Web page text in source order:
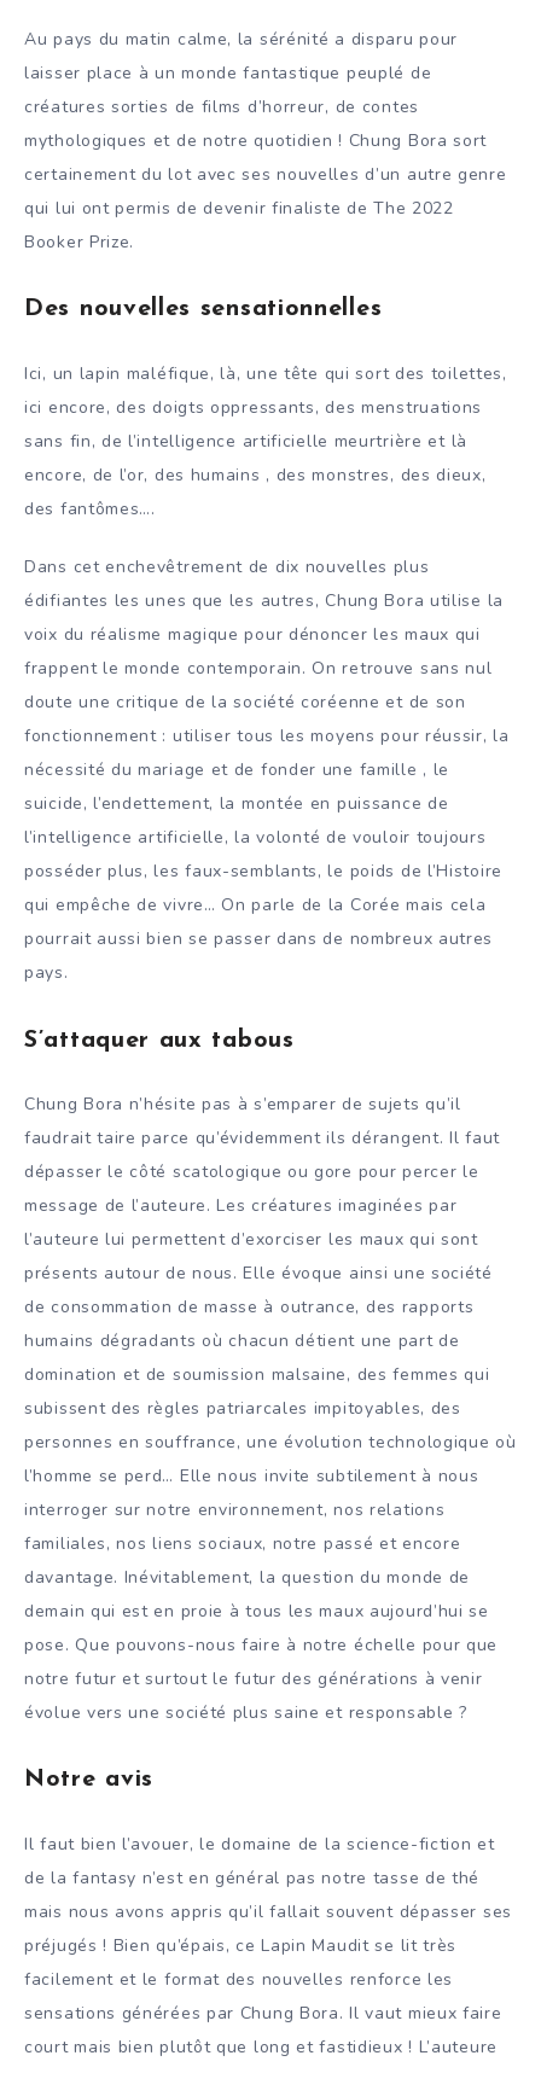
Au pays du matin calme, la sérénité a disparu pour
laisser place à un monde fantastique peuplé de
créatures sorties de films d’horreur, de contes
mythologiques et de notre quotidien ! Chung Bora sort
certainement du lot avec ses nouvelles d’un autre genre
qui lui ont permis de devenir finaliste de The 2022
Booker Prize.
Des nouvelles sensationnelles
Ici, un lapin maléfique, là, une tête qui sort des toilettes,
ici encore, des doigts oppressants, des menstruations
sans fin, de l’intelligence artificielle meurtrière et là
encore, de l’or, des humains , des monstres, des dieux,
des fantômes….
Dans cet enchevêtrement de dix nouvelles plus
édifiantes les unes que les autres, Chung Bora utilise la
voix du réalisme magique pour dénoncer les maux qui
frappent le monde contemporain. On retrouve sans nul
doute une critique de la société coréenne et de son
fonctionnement : utiliser tous les moyens pour réussir, la
nécessité du mariage et de fonder une famille , le
suicide, l’endettement, la montée en puissance de
l’intelligence artificielle, la volonté de vouloir toujours
posséder plus, les faux-semblants, le poids de l’Histoire
qui empêche de vivre… On parle de la Corée mais cela
pourrait aussi bien se passer dans de nombreux autres
pays.
S’attaquer aux tabous
Chung Bora n’hésite pas à s’emparer de sujets qu’il
faudrait taire parce qu’évidemment ils dérangent. Il faut
dépasser le côté scatologique ou gore pour percer le
message de l’auteure. Les créatures imaginées par
l’auteure lui permettent d’exorciser les maux qui sont
présents autour de nous. Elle évoque ainsi une société
de consommation de masse à outrance, des rapports
humains dégradants où chacun détient une part de
domination et de soumission malsaine, des femmes qui
subissent des règles patriarcales impitoyables, des
personnes en souffrance, une évolution technologique où
l’homme se perd… Elle nous invite subtilement à nous
interroger sur notre environnement, nos relations
familiales, nos liens sociaux, notre passé et encore
davantage. Inévitablement, la question du monde de
demain qui est en proie à tous les maux aujourd’hui se
pose. Que pouvons-nous faire à notre échelle pour que
notre futur et surtout le futur des générations à venir
évolue vers une société plus saine et responsable ?
Notre avis
Il faut bien l’avouer, le domaine de la science-fiction et
de la fantasy n’est en général pas notre tasse de thé
mais nous avons appris qu’il fallait souvent dépasser ses
préjugés ! Bien qu’épais, ce Lapin Maudit se lit très
facilement et le format des nouvelles renforce les
sensations générées par Chung Bora. Il vaut mieux faire
court mais bien plutôt que long et fastidieux ! L’auteure